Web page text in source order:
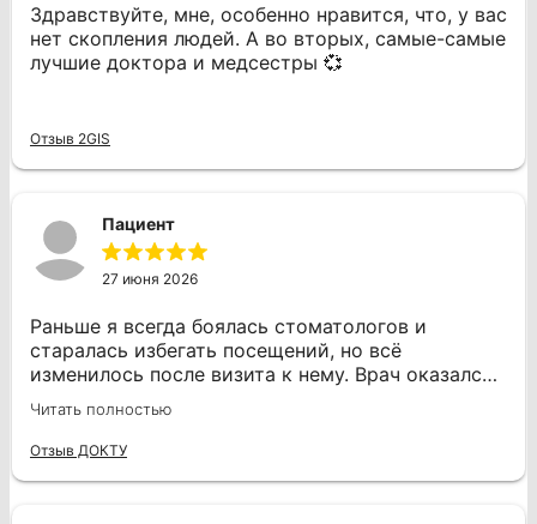
Здравствуйте, мне, особенно нравится, что, у вас
нет скопления людей. А во вторых, самые-самые
лучшие доктора и медсестры 💞
Отзыв 2GIS
Пациент
27 июня 2026
Раньше я всегда боялась стоматологов и
старалась избегать посещений, но всё
изменилось после визита к нему. Врач оказался
профессионалом своего дела. Во время
процедуры я не испытывала боли, даже когда он
проводил сверление и другие манипуляции, что
Читать полностью
Отзыв ДОКТУ